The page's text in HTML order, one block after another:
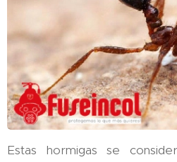
Estas hormigas se